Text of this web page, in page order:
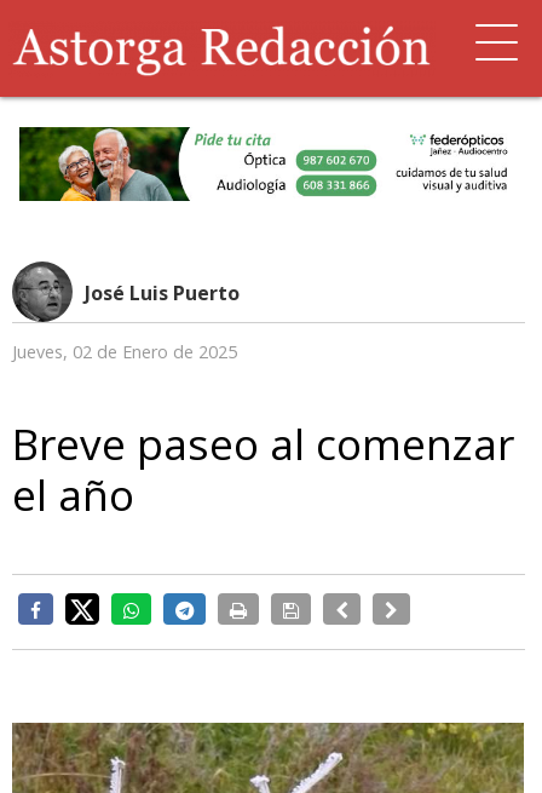
José Luis Puerto
Jueves, 02 de Enero de 2025
Breve paseo al comenzar
el año